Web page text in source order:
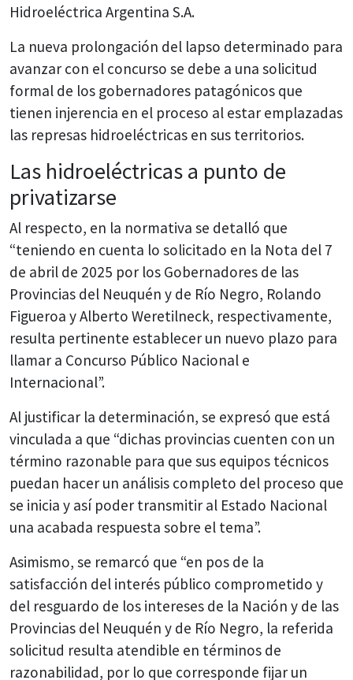
Hidroeléctrica Argentina S.A.
La nueva prolongación del lapso determinado para
avanzar con el concurso se debe a una solicitud
formal de los gobernadores patagónicos que
tienen injerencia en el proceso al estar emplazadas
las represas hidroeléctricas en sus territorios.
Las hidroeléctricas a punto de
privatizarse
Al respecto, en la normativa se detalló que
“teniendo en cuenta lo solicitado en la Nota del 7
de abril de 2025 por los Gobernadores de las
Provincias del Neuquén y de Río Negro, Rolando
Figueroa y Alberto Weretilneck, respectivamente,
resulta pertinente establecer un nuevo plazo para
llamar a Concurso Público Nacional e
Internacional”.
Al justificar la determinación, se expresó que está
vinculada a que “dichas provincias cuenten con un
término razonable para que sus equipos técnicos
puedan hacer un análisis completo del proceso que
se inicia y así poder transmitir al Estado Nacional
una acabada respuesta sobre el tema”.
Asimismo, se remarcó que “en pos de la
satisfacción del interés público comprometido y
del resguardo de los intereses de la Nación y de las
Provincias del Neuquén y de Río Negro, la referida
solicitud resulta atendible en términos de
razonabilidad, por lo que corresponde fijar un